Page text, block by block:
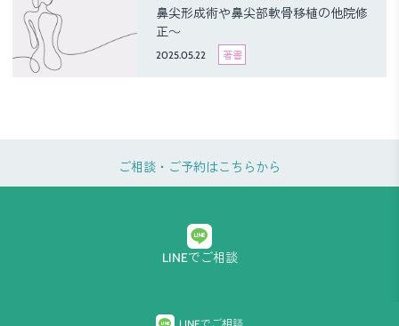
鼻尖形成術や鼻尖部軟骨移植の他院修
正～
2025.05.22 著書
ご相談・ご予約はこちらから
LINEでご相談
LINEでご相談
プライバシーポリシー